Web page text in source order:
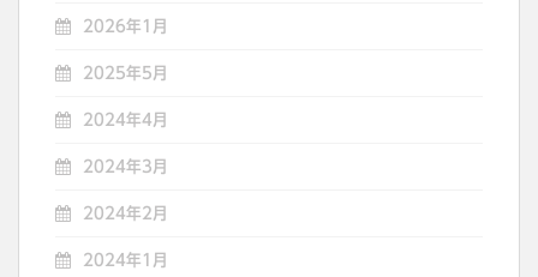
2026年1月
2025年5月
2024年4月
2024年3月
2024年2月
2024年1月